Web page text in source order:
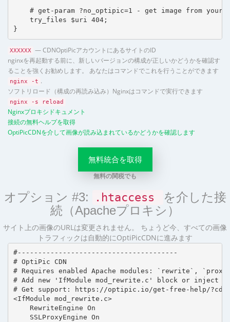
# get-param ?no_optipic=1 - get image from your
    try_files $uri 404;
}
XXXXXX
— CDNOptiPicアカウントにあるサイトのID
nginxを再起動する前に、新しいバージョンの構成が正しいかどうかを確認す
ることを強くお勧めします。 あなたはコマンドでこれを行うことができます
nginx -t .
ソフトリロード（構成の再読み込み）Nginxはコマンドで実行できます
nginx -s reload
Nginxプロキシドキュメント
接続の無料ヘルプを取得
OptiPicCDNを介して画像が読み込まれているかどうかを確認します
無料統合を取得
無料の関税でも
オプション #3: .htaccess
を介した接
続（Apacheプロキシ）
サイト上の画像のURLは変更されません。 ちょうど今、すべての画像
トラフィックは自動的にOptiPicCDNに進みます
#---------------------------------------
# OptiPic CDN
# Requires enabled Apache modules: `rewrite`,
# Add new 'IfModule mod_rewrite.c' block or inject
# Get support: https://optipic.io/get-free-help/
<IfModule mod_rewrite.c>
    RewriteEngine On
    SSLProxyEngine On